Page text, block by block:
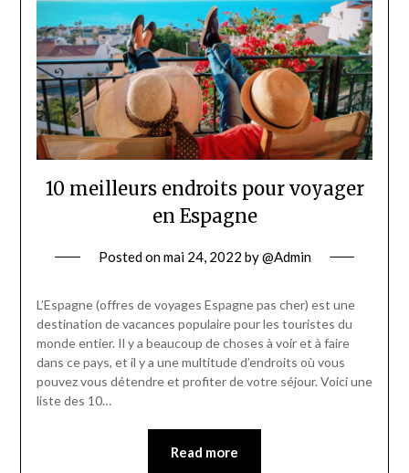
10 meilleurs endroits pour voyager
en Espagne
Posted onmai 24, 2022 by@Admin
L’Espagne (offres de voyages Espagne pas cher) est une
destination de vacances populaire pour les touristes du
monde entier. Il y a beaucoup de choses à voir et à faire
dans ce pays, et il y a une multitude d’endroits où vous
pouvez vous détendre et profiter de votre séjour. Voici une
liste des 10…
Read more